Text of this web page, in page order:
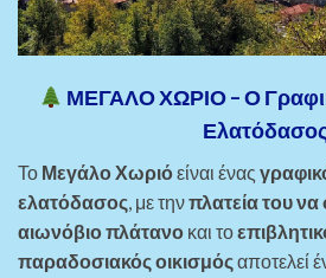
ΜΕΓΑΛΟ ΧΩΡΙΟ – Ο
Το Μεγάλο Χωριόείναι ένας
ελατόδασος, με τηνπλατεία του να
αιωνόβιο πλάτανο και το
παραδοσιακός οικισμόςαποτελεί